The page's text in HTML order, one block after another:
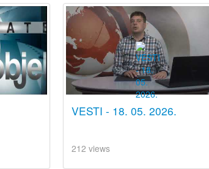
VESTI - 18. 05. 2026.
212 views